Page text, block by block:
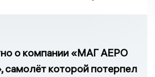
о компании «МАГ АЕРО
которой потерпел